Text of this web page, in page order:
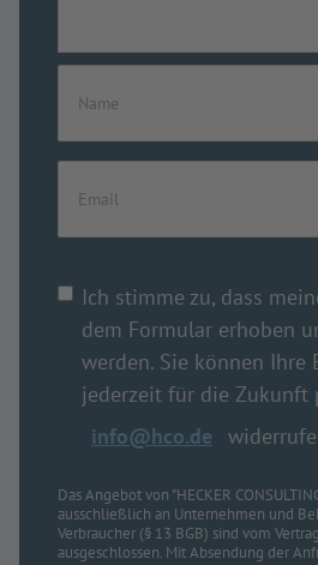
Ich stimme zu, dass
dem Formular erhoben
werden. Sie können Ihre
jederzeit für die Zukunft
info@hco.de
Das Angebot von "HECKER
ausschließlich an Unternehmen und
Verbraucher (§ 13 BGB) sind vom
ausgeschlossen. Mit Absendung der